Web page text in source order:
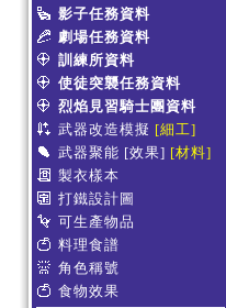
影子任務資料
劇場任務資料
訓練所資料
使徒突襲任務資料
烈焰見習騎士團資料
武器改造模擬 [細工]
武器聚能 [效果] [材料]
製衣樣本
打鐵設計圖
可生產物品
料理食譜
角色稱號
食物效果